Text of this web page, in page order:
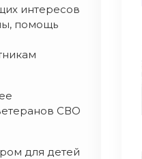
интересов
помощь
СВО
для детей